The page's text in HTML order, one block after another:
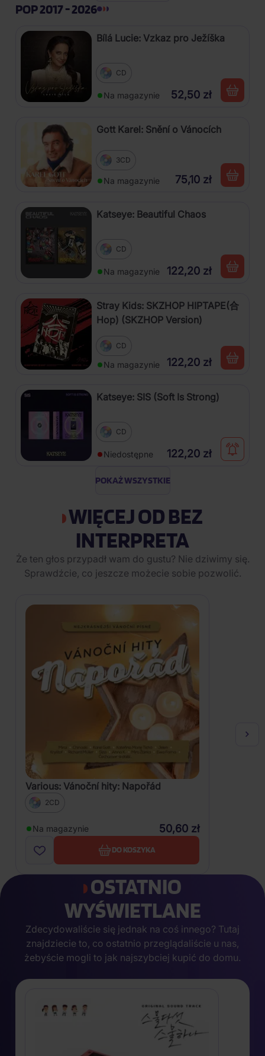
POP 2017 - 2026
Bílá Lucie: Vzkaz pro Ježíška
CD
Na magazynie 52,50 zł
Gott Karel: Snění o Vánocích
3CD
Na magazynie 75,10 zł
Katseye: Beautiful Chaos
CD
Na magazynie 122,20 zł
Stray Kids: SKZHOP HIPTAPE(合
Hop) (SKZHOP Version)
CD
Na magazynie 122,20 zł
Katseye: SIS (Soft Is Strong)
CD
Niedostępne 122,20 zł
POKAŻ WSZYSTKIE
WIĘCEJ OD BEZ
INTERPRETA
Że ten głos przypadł wam do gustu? Nie dziwimy się.
Sprawdźcie, co jeszcze możecie sobie pozwolić.
Various: Vánoční hity: Napořád
2CD
Na magazynie 50,60 zł
DO KOSZYKA
OSTATNIO
WYŚWIETLANE
Zdecydowaliście się jednak na coś innego? Tutaj
znajdziecie to, co ostatnio przeglądaliście u nas,
żebyście mogli to jak najszybciej kupić do domu.